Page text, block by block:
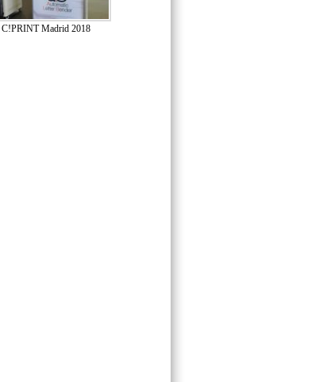
C!PRINT Madrid 2018